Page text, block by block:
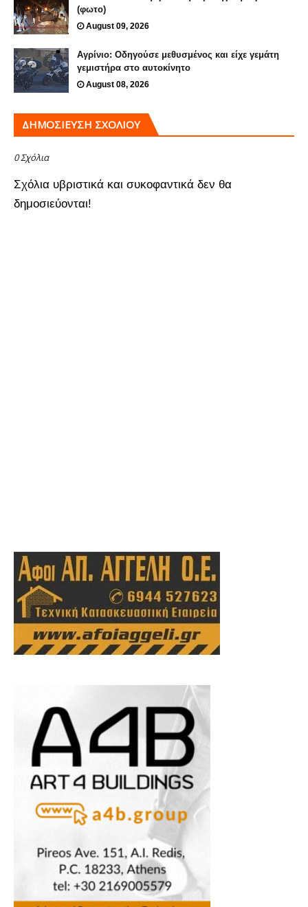
(φωτο)
August 09, 2026
Αγρίνιο: Οδηγούσε μεθυσμένος και είχε γεμάτη
γεμιστήρα στο αυτοκίνητο
August 08, 2026
ΔΗΜΟΣΊΕΥΣΗ ΣΧΟΛΊΟΥ
0 Σχόλια
Σχόλια υβριστικά και συκοφαντικά δεν θα
δημοσιεύονται!